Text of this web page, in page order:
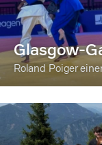
Glasgow-
Roland Poiger